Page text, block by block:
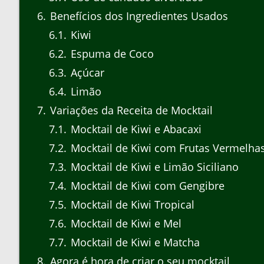
6 Benefícios dos Ingredientes Usados
6.1
Kiwi
6.2 Espuma de Coco
6.3 Açúcar
6.4 Limão
7 Variações da Receita de Mocktail
7.1
Mocktail de Kiwi e Abacaxi
7.2 Mocktail de Kiwi com Frutas
7.3 Mocktail de Kiwi e Limão Siciliano
7.4 Mocktail de Kiwi com Gengibre
7.5 Mocktail de Kiwi Tropical
7.6 Mocktail de Kiwi e Mel
7.7 Mocktail de Kiwi e Matcha
8 Agora é hora de criar o seu mocktail